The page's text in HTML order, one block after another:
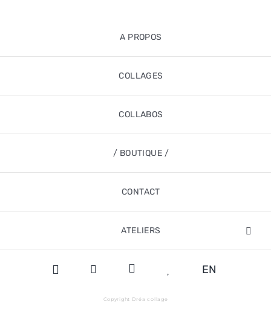
A PROPOS
COLLAGES
COLLABOS
/ BOUTIQUE /
CONTACT
ATELIERS
EN
Copyright Dréa collage